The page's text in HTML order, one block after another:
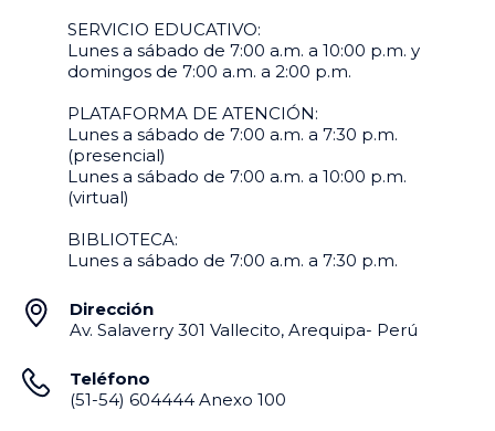
SERVICIO EDUCATIVO:
Lunes a sábado de 7:00 a.m. a 10:00 p.m. y
domingos de 7:00 a.m. a 2:00 p.m.
PLATAFORMA DE ATENCIÓN:
Lunes a sábado de 7:00 a.m. a 7:30 p.m.
(presencial)
Lunes a sábado de 7:00 a.m. a 10:00 p.m.
(virtual)
BIBLIOTECA:
Lunes a sábado de 7:00 a.m. a 7:30 p.m.
Dirección
Av. Salaverry 301 Vallecito, Arequipa- Perú
Teléfono
(51-54) 604444 Anexo 100